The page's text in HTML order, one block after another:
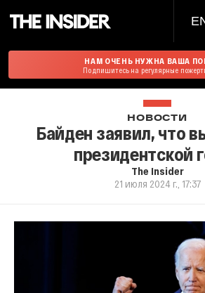
НАМ ОЧЕНЬ НУЖНА ВАША
Подпишитесь на регулярные
НОВОСТИ
Байден заявил, что
президентской
The Insider
21 июля 2024 г., 17:37